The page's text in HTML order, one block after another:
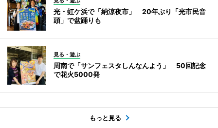
光・虹ケ浜で「納涼夜市」 20年ぶり「光市民音
頭」で盆踊りも
見る・遊ぶ
周南で「サンフェスタしんなんよう」 50回記念
で花火5000発
もっと見る